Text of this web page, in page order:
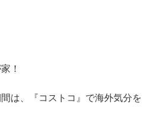
！
は、『コストコ』 で海外気分を